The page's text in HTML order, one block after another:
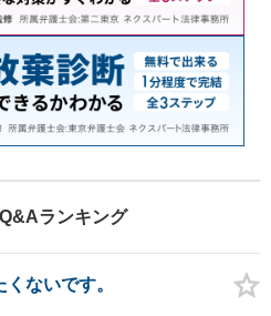
ランキング
ないです。